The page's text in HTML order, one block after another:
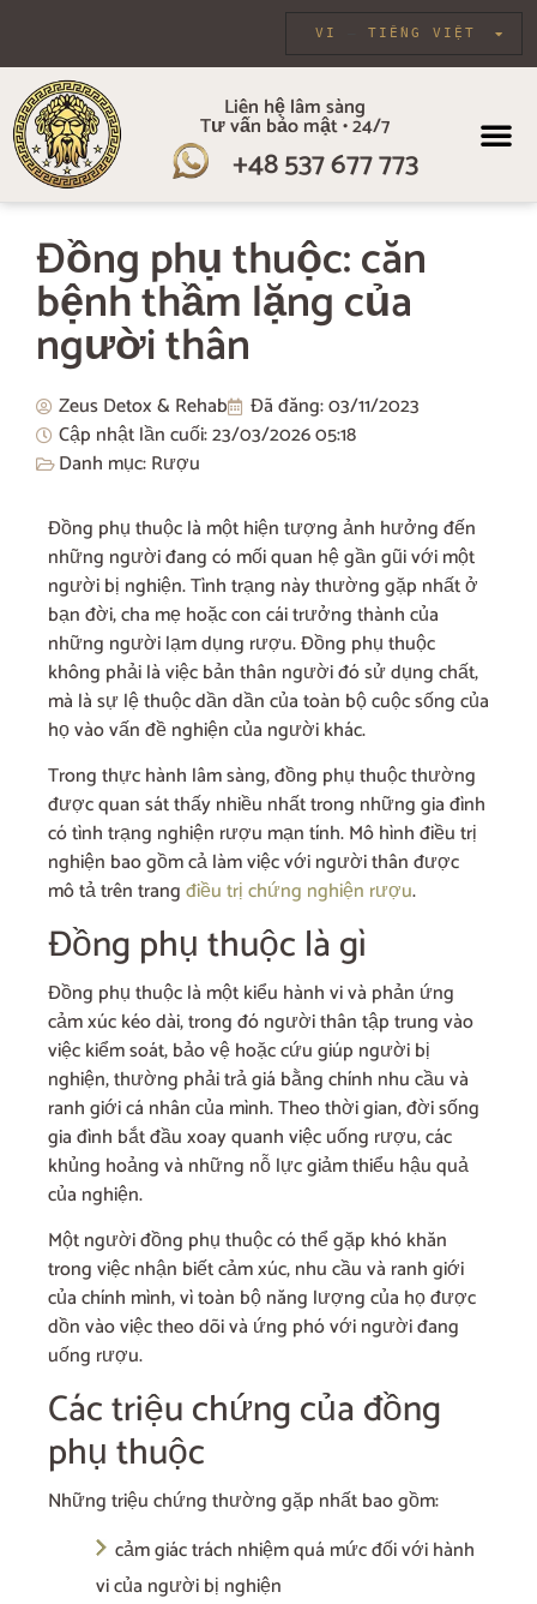
TIẾNG VIỆT
VI
Liên hệ lâm sàng
Tư vấn bảo mật • 24/7
+48 537 677 773
Đồng phụ thuộc: căn
bệnh thầm lặng của
người thân
Zeus Detox & Rehab Đã đăng:03/11/2023
Cập nhật lần cuối: 23/03/202605:18
Danh mục:Rượu
Đồng phụ thuộc là một hiện tượng ảnh hưởng đến
những người đang có mối quan hệ gần gũi với một
người bị nghiện. Tình trạng này thường gặp nhất ở
bạn đời, cha mẹ hoặc con cái trưởng thành của
những người lạm dụng rượu. Đồng phụ thuộc
không phải là việc bản thân người đó sử dụng chất,
mà là sự lệ thuộc dần dần của toàn bộ cuộc sống của
họ vào vấn đề nghiện của người khác.
Trong thực hành lâm sàng, đồng phụ thuộc thường
được quan sát thấy nhiều nhất trong những gia đình
có tình trạng nghiện rượu mạn tính. Mô hình điều trị
nghiện bao gồm cả làm việc với người thân được
mô tả trên trangđiều trị chứng nghiện rượu.
Đồng phụ thuộc là gì
Đồng phụ thuộc là một kiểu hành vi và phản ứng
cảm xúc kéo dài, trong đó người thân tập trung vào
việc kiểm soát, bảo vệ hoặc cứu giúp người bị
nghiện, thường phải trả giá bằng chính nhu cầu và
ranh giới cá nhân của mình. Theo thời gian, đời sống
gia đình bắt đầu xoay quanh việc uống rượu, các
khủng hoảng và những nỗ lực giảm thiểu hậu quả
của nghiện.
Một người đồng phụ thuộc có thể gặp khó khăn
trong việc nhận biết cảm xúc, nhu cầu và ranh giới
của chính mình, vì toàn bộ năng lượng của họ được
dồn vào việc theo dõi và ứng phó với người đang
uống rượu.
Các triệu chứng của đồng
phụ thuộc
Những triệu chứng thường gặp nhất bao gồm:
cảm giác trách nhiệm quá mức đối với hành
vi của người bị nghiện